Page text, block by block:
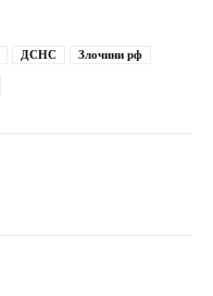
ДСНС Злочини рф